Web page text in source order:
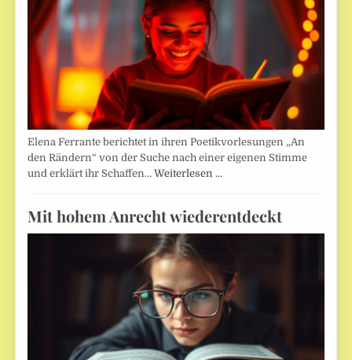
Elena Ferrante berichtet in ihren Poetikvorlesungen „An
den Rändern“ von der Suche nach einer eigenen Stimme
und erklärt ihr Schaffen…Weiterlesen …
Mit hohem Anrecht wiederentdeckt